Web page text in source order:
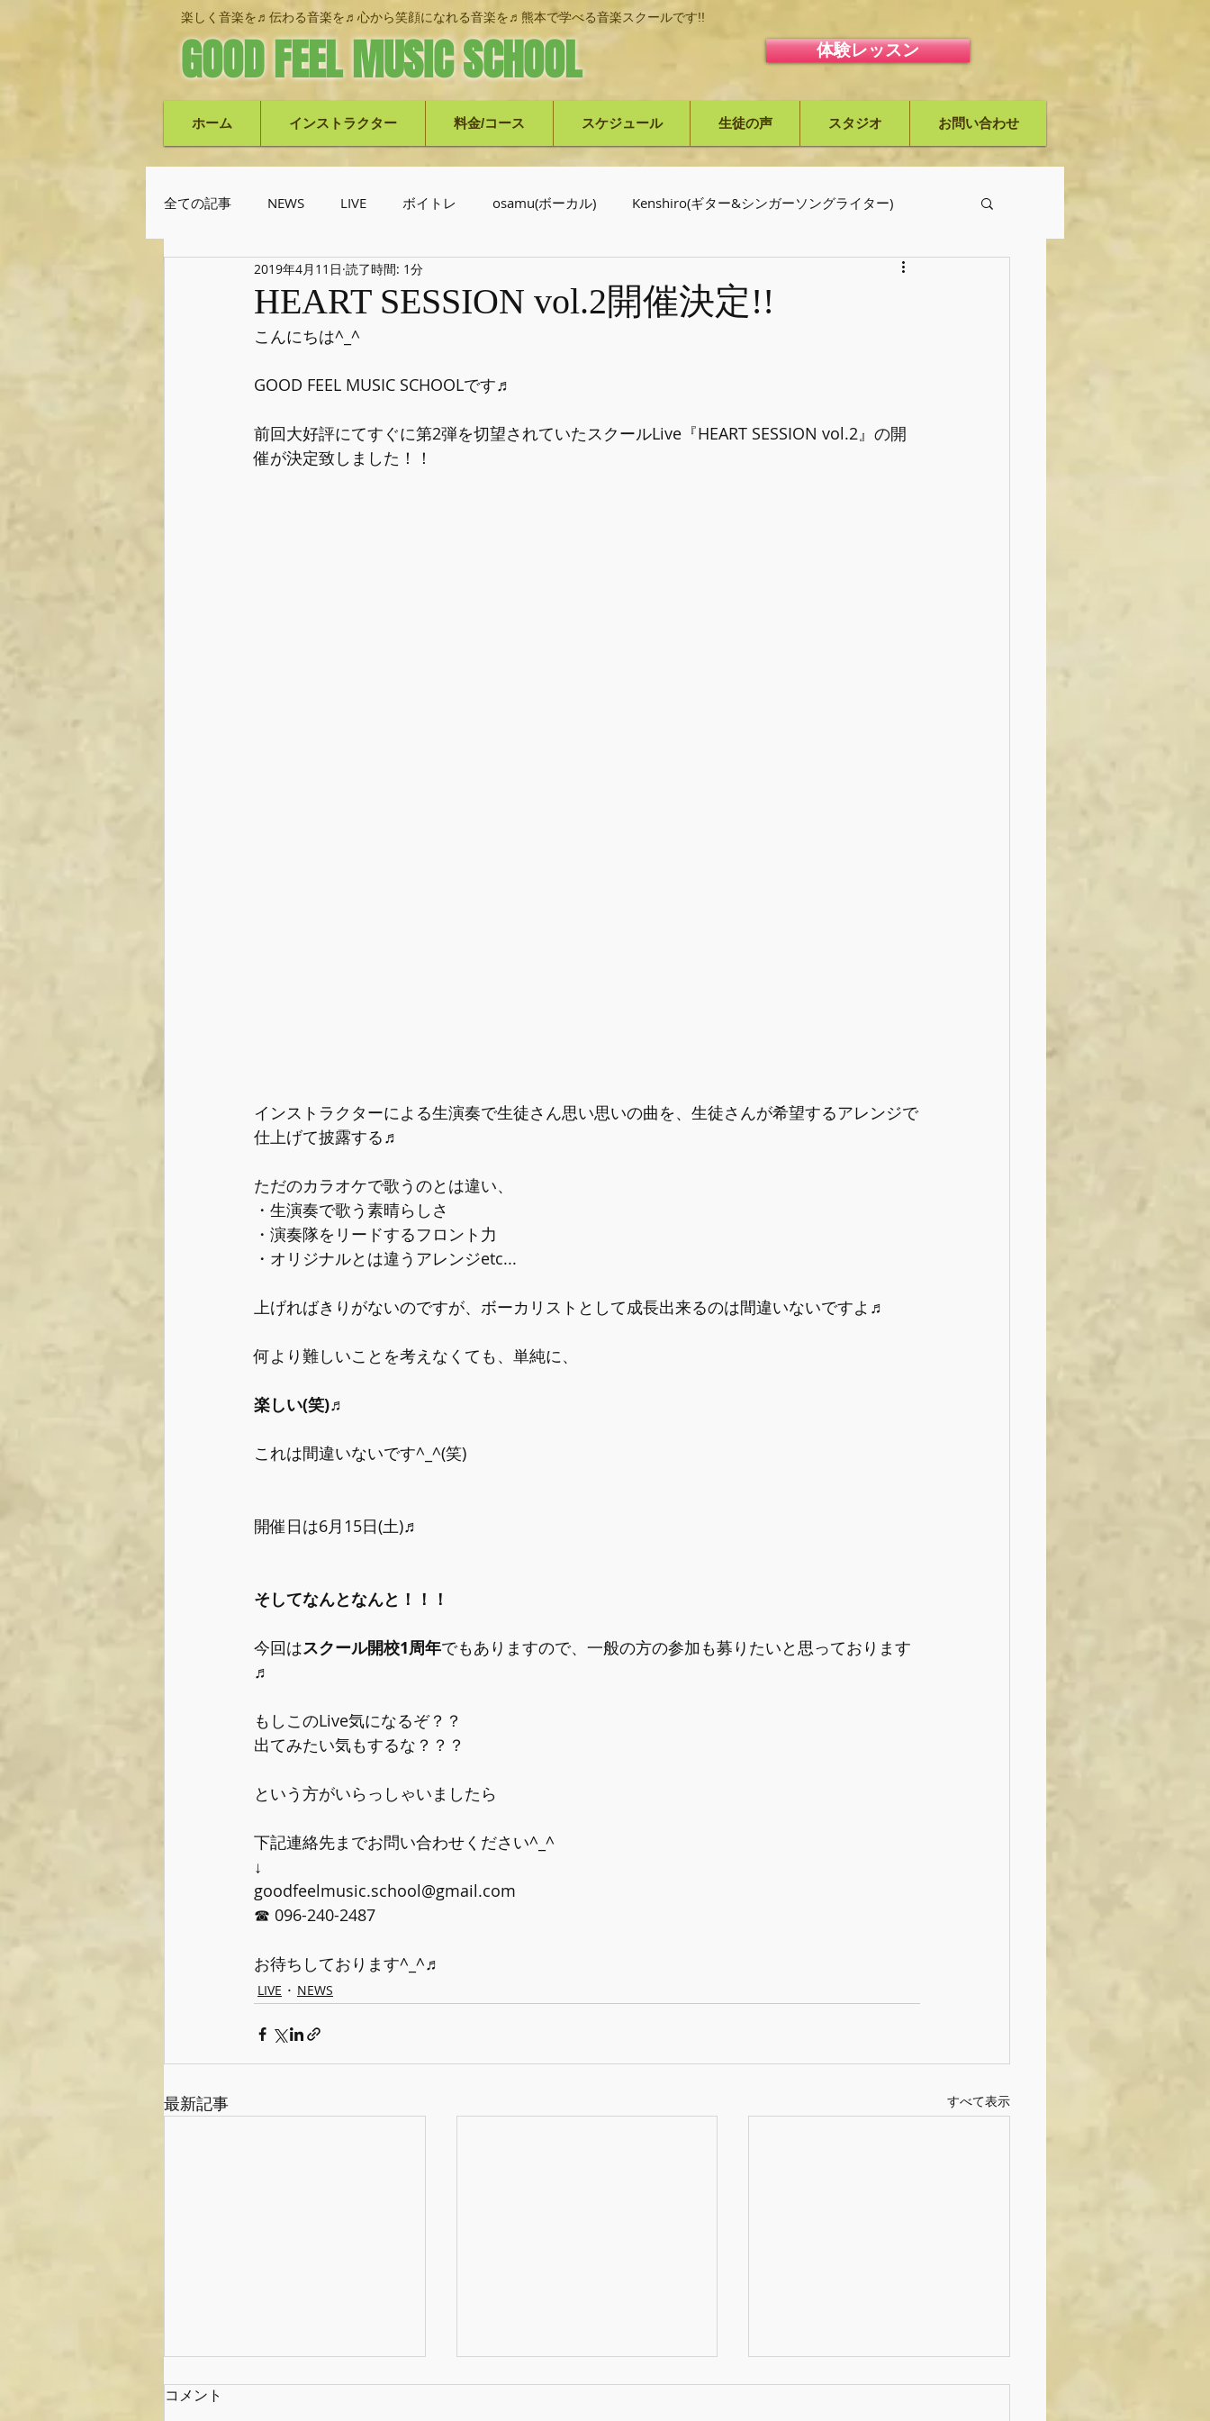
楽しく音楽を♬伝わる音楽を♬心から笑顔になれる音楽を♬熊本で学べる音楽スクールです!!
GOOD FEEL MUSIC SCHOOL 体験レッスン
ホーム インストラクター 料金/コース スケジュール 生徒の声 スタジオ お問い合わせ
全ての記事 NEWS LIVE ボイトレ osamu(ボーカル) Kenshiro(ギター&シンガーソングライター)
池上栄次郎(ベース) 機材紹介
HEART SESSION vol.2開催決定!!
2019年4月11日 読了時間: 1分
こんにちは^_^
GOOD FEEL MUSIC SCHOOLです♬
前回大好評にてすぐに第2弾を切望されていたスクールLive『HEART SESSION vol.2』の開
催が決定致しました！！
インストラクターによる生演奏で生徒さん思い思いの曲を、生徒さんが希望するアレンジで
仕上げて披露する♬
ただのカラオケで歌うのとは違い、
・生演奏で歌う素晴らしさ
・演奏隊をリードするフロント力
・オリジナルとは違うアレンジetc...
上げればきりがないのですが、ボーカリストとして成長出来るのは間違いないですよ♬
何より難しいことを考えなくても、単純に、
楽しい(笑)♬
これは間違いないです^_^(笑)
開催日は6月15日(土)♬
そしてなんとなんと！！！
今回はスクール開校1周年でもありますので、一般の方の参加も募りたいと思っております
♬
もしこのLive気になるぞ？？
出てみたい気もするな？？？
という方がいらっしゃいましたら
下記連絡先までお問い合わせください^_^
↓
goodfeelmusic.school@gmail.com
☎︎ 096-240-2487
お待ちしております^_^♬
LIVE NEWS
最新記事 すべて表示
コメント